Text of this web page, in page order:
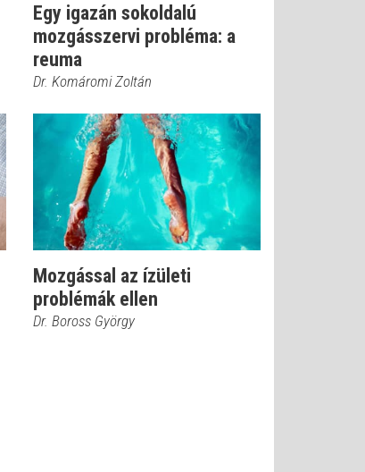
Egy igazán sokoldalú
mozgásszervi probléma: a
reuma
Dr. Komáromi Zoltán
Mozgással az ízületi
problémák ellen
Dr. Boross György